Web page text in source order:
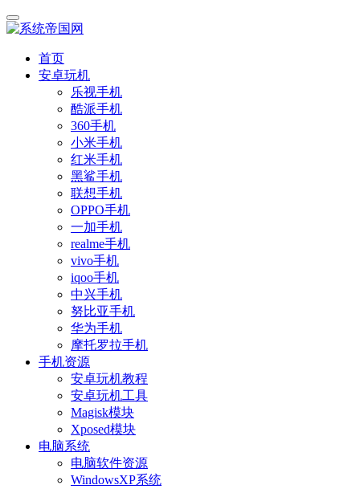
首页
安卓玩机
乐视手机
酷派手机
360手机
小米手机
红米手机
黑鲨手机
联想手机
OPPO手机
一加手机
realme手机
vivo手机
iqoo手机
中兴手机
努比亚手机
华为手机
摩托罗拉手机
手机资源
安卓玩机教程
安卓玩机工具
Magisk模块
Xposed模块
电脑系统
电脑软件资源
WindowsXP系统